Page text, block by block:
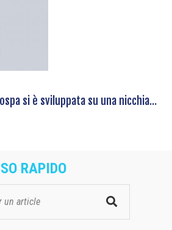
si è sviluppata su una nicchia...
RAPIDO